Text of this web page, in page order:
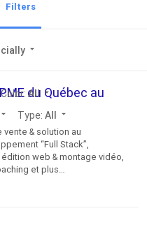
Filters
arrow_drop_down
Color: All arrow_drop_down
arrow_drop_down Type: All arrow_drop_down
du Québec au
& solution au
“Full Stack”,
édition web & montage vidéo,
et plus…